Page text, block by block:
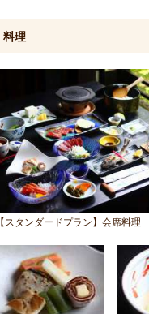
料理
【スタンダードプラン】会席料理